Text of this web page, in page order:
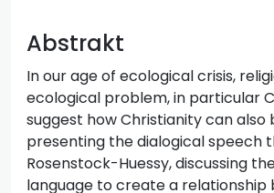
Abstrakt
In our age of ecological crisis,
ecological problem, in particular
suggest how Christianity can
presenting the dialogical speech
Rosenstock-Huessy, discussing
language to create a